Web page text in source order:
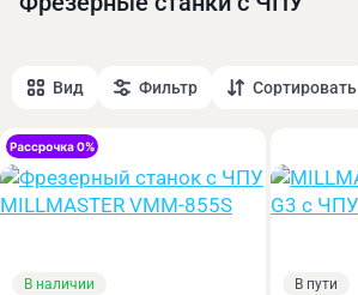
Вид Фильтр Сортировать
В наличии В пути